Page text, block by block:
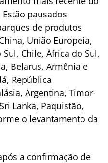
pausados
de produtos
União Europeia,
Chile, África do Sul,
Belarus, Armênia e
República
Argentina, Timor-
Lanka, Paquistão,
o levantamento da
a confirmação de